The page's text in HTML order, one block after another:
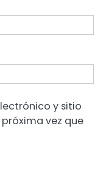
y sitio
vez que